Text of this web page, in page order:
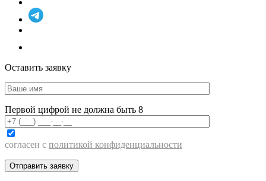
Оставить заявку
Первой цифрой не должна быть 8
согласен с политикой конфиденциальности